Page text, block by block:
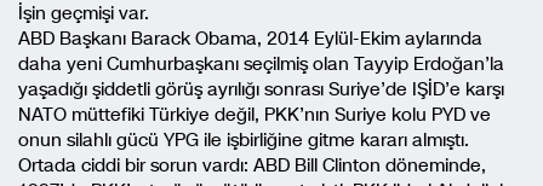
İşin geçmişi var.
ABD Başkanı Barack Obama, 2014 Eylül-Ekim aylarında
daha yeni Cumhurbaşkanı seçilmiş olan Tayyip Erdoğan’la
yaşadığı şiddetli görüş ayrılığı sonrası Suriye’de IŞİD’e karşı
NATO müttefiki Türkiye değil, PKK’nın Suriye kolu PYD ve
onun silahlı gücü YPG ile işbirliğine gitme kararı almıştı.
Ortada ciddi bir sorun vardı: ABD Bill Clinton döneminde,